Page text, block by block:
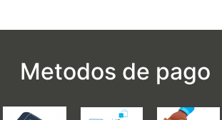
Metodos de pago